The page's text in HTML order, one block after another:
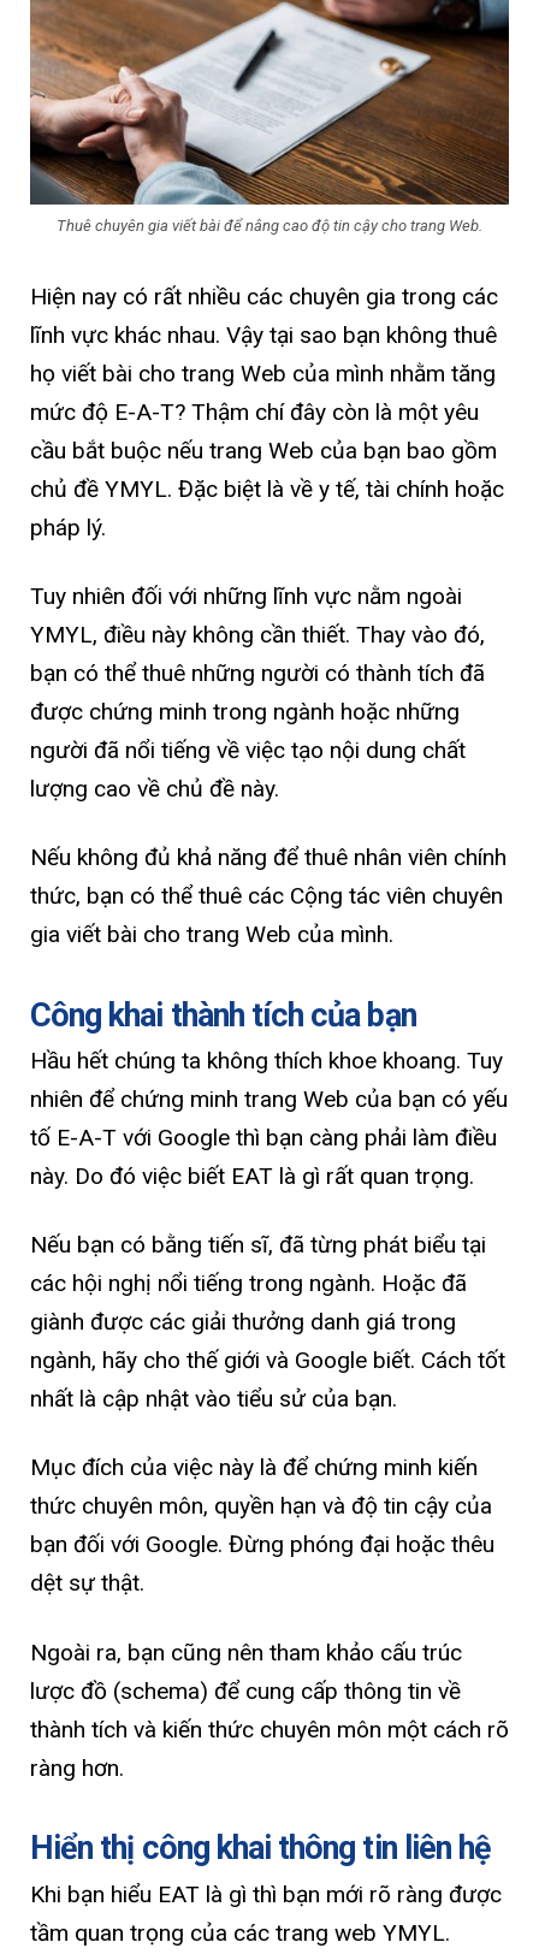
Thuê chuyên gia viết bài để nâng cao độ tin cậy cho trang Web.
Hiện nay có rất nhiều các chuyên gia trong các
lĩnh vực khác nhau. Vậy tại sao bạn không thuê
họ viết bài cho trang Web của mình nhằm tăng
mức độ E-A-T? Thậm chí đây còn là một yêu
cầu bắt buộc nếu trang Web của bạn bao gồm
chủ đề YMYL. Đặc biệt là về y tế, tài chính hoặc
pháp lý.
Tuy nhiên đối với những lĩnh vực nằm ngoài
YMYL, điều này không cần thiết. Thay vào đó,
bạn có thể thuê những người có thành tích đã
được chứng minh trong ngành hoặc những
người đã nổi tiếng về việc tạo nội dung chất
lượng cao về chủ đề này.
Nếu không đủ khả năng để thuê nhân viên chính
thức, bạn có thể thuê các Cộng tác viên chuyên
gia viết bài cho trang Web của mình.
Công khai thành tích của bạn
Hầu hết chúng ta không thích khoe khoang. Tuy
nhiên để chứng minh trang Web của bạn có yếu
tố E-A-T với Google thì bạn càng phải làm điều
này. Do đó việc biết EAT là gì rất quan trọng.
Nếu bạn có bằng tiến sĩ, đã từng phát biểu tại
các hội nghị nổi tiếng trong ngành. Hoặc đã
giành được các giải thưởng danh giá trong
ngành, hãy cho thế giới và Google biết. Cách tốt
nhất là cập nhật vào tiểu sử của bạn.
Mục đích của việc này là để chứng minh kiến ​​
thức chuyên môn, quyền hạn và độ tin cậy của
bạn đối với Google. Đừng phóng đại hoặc thêu
dệt sự thật.
Ngoài ra, bạn cũng nên tham khảo cấu trúc
lược đồ (schema) để cung cấp thông tin về
thành tích và kiến ​​thức chuyên môn một cách rõ
ràng hơn.
Hiển thị công khai thông tin liên hệ
Khi bạn hiểu EAT là gì thì bạn mới rõ ràng được
tầm quan trọng của các trang web YMYL.